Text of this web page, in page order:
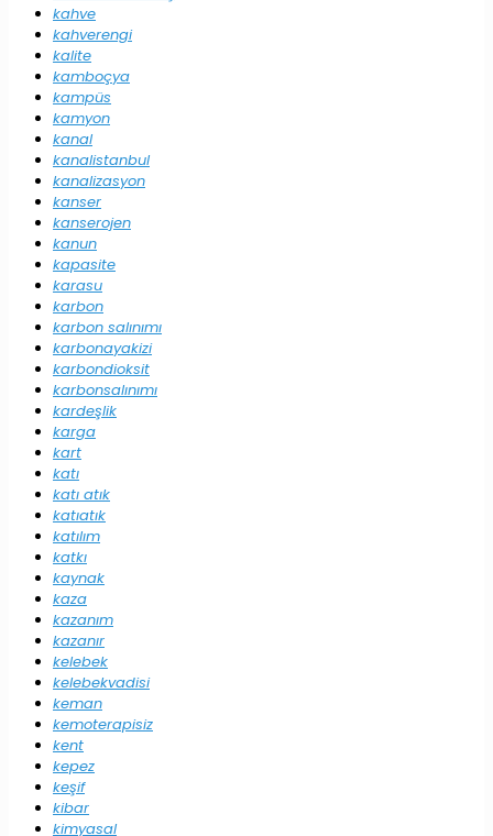
kahve
kahverengi
kalite
kamboçya
kampüs
kamyon
kanal
kanalistanbul
kanalizasyon
kanser
kanserojen
kanun
kapasite
karasu
karbon
karbon salınımı
karbonayakizi
karbondioksit
karbonsalınımı
kardeşlik
karga
kart
katı
katı atık
katıatık
katılım
katkı
kaynak
kaza
kazanım
kazanır
kelebek
kelebekvadisi
keman
kemoterapisiz
kent
kepez
keşif
kibar
kimyasal